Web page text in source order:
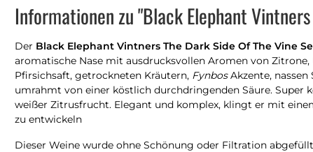
Informationen zu "Black Elephant
Der Black Elephant Vintners The Dark Side Of The Vine
aromatische Nase mit ausdrucksvollen Aromen von
Pfirsichsaft, getrockneten Kräutern, FynbosAkzente,
umrahmt von einer köstlich durchdringenden Säure.
weißer Zitrusfrucht. Elegant und komplex, klingt er mit
zu entwickeln
Dieser Weine wurde ohne Schönung oder Filtration